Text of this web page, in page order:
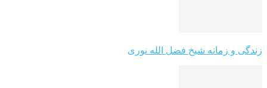
زندگی و زمانه شیخ فضل الله نوری